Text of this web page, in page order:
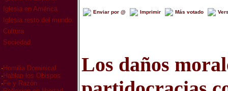
Iglesia en América
Iglesia resto del mundo
Cultura
Sociedad
· Homilia Dominical
· Hablan los Obispos
· Fe y Razón
Enviar por @ Imprimir Más votado
Los daños